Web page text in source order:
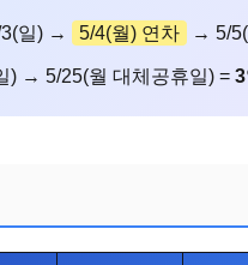
일) → 5/4(월) 연차 → 5/
) → 5/25(월 대체공휴일) = 3